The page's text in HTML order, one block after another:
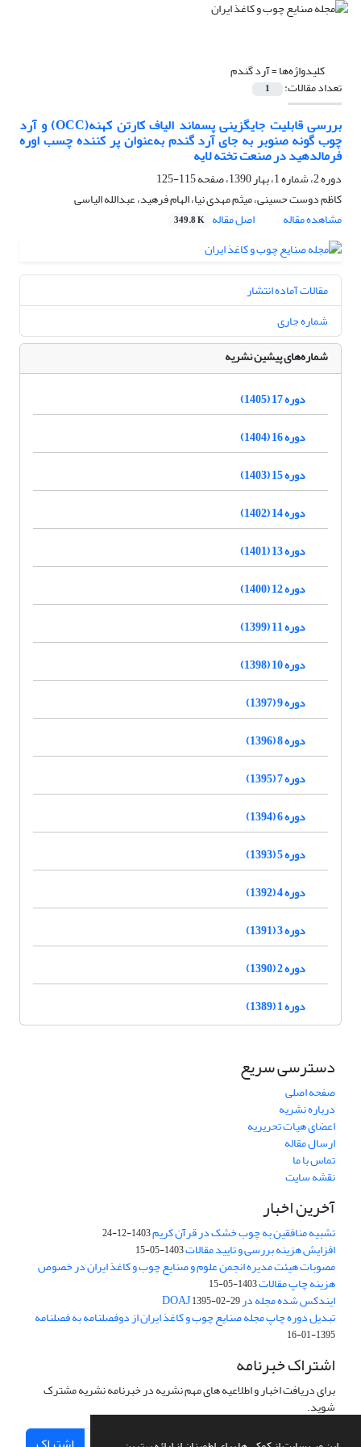
کلیدواژه‌ها =آرد گندم
تعداد مقالات: 1
بررسی قابلیت جایگزینی پسماند الیاف کارتن کهنه(OCC) و آرد
چوب گونه صنوبر به جای آرد گندم به‌عنوان پر کننده چسب اوره
فرمالدهید در صنعت تخته لایه
دوره 2، شماره 1، بهار 1390، صفحه
115-125
کاظم دوست حسینی، میثم مهدی نیا، الهام فرهید، عبدالله الیاسی
مشاهده مقاله
اصل مقاله 349.8 K
مقالات آماده انتشار
شماره جاری
شماره‌های پیشین نشریه
دوره 17 (1405)
دوره 16 (1404)
دوره 15 (1403)
دوره 14 (1402)
دوره 13 (1401)
دوره 12 (1400)
دوره 11 (1399)
دوره 10 (1398)
دوره 9 (1397)
دوره 8 (1396)
دوره 7 (1395)
دوره 6 (1394)
دوره 5 (1393)
دوره 4 (1392)
دوره 3 (1391)
دوره 2 (1390)
دوره 1 (1389)
دسترسی سریع
صفحه اصلی
درباره نشریه
اعضای هیات تحریریه
ارسال مقاله
تماس با ما
نقشه سایت
آخرین اخبار
تشبیه منافقین به چوب خشک در قرآن کریم1403-12-24
افزایش هزینه بررسی و تایید مقالات1403-05-15
مصوبات هیئت مدیره انجمن علوم و صنایع چوب و کاغذ ایران در خصوص
هزینه چاپ مقالات1403-05-15
ایندکس شده مجله در DOAJ1395-02-29
تبدیل دوره چاپ مجله صنایع چوب و کاغذ ایران از دوفصلنامه به فصلنامه
1395-01-16
اشتراک خبرنامه
برای دریافت اخبار و اطلاعیه های مهم نشریه در خبرنامه نشریه مشترک
شوید.